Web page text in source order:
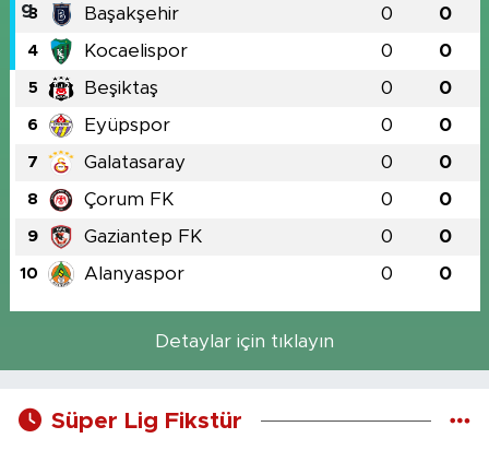
3 Başakşehir 0 0
4 Kocaelispor 0 0
5 Beşiktaş 0 0
6 Eyüpspor 0 0
7 Galatasaray 0 0
8 Çorum FK 0 0
9 Gaziantep FK 0 0
10 Alanyaspor 0 0
Detaylar için tıklayın
Süper Lig Fikstür